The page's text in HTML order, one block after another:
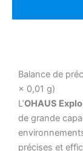
Balance de
× 0,01 g)
L’OHAUS
de grande
précises et